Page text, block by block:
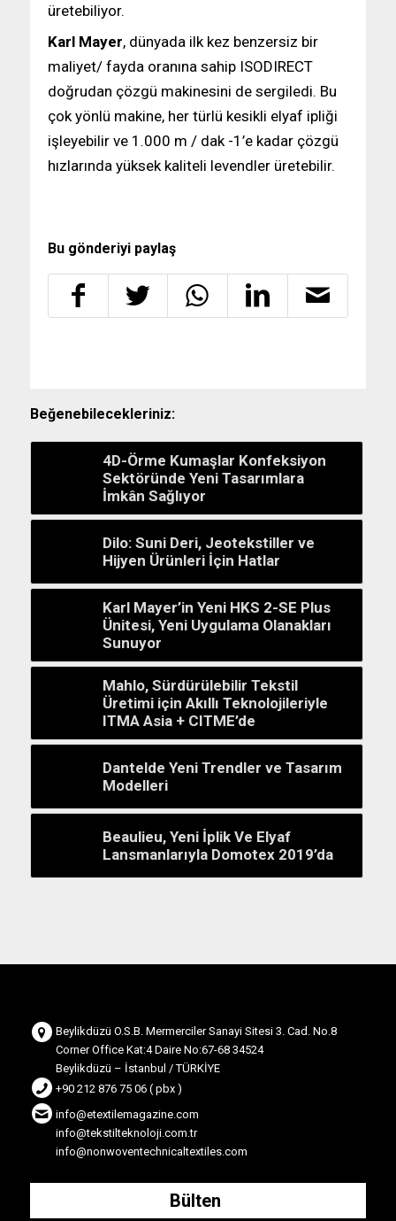
üretebiliyor.
Karl Mayer, dünyada ilk kez benzersiz bir
maliyet/ fayda oranına sahip ISODIRECT
doğrudan çözgü makinesini de sergiledi. Bu
çok yönlü makine, her türlü kesikli elyaf ipliği
işleyebilir ve 1.000 m / dak -1’e kadar çözgü
hızlarında yüksek kaliteli levendler üretebilir.
Bu gönderiyi paylaş
Beğenebilecekleriniz:
4D-Örme Kumaşlar Konfeksiyon
Sektöründe Yeni Tasarımlara
İmkân Sağlıyor
Dilo: Suni Deri, Jeotekstiller ve
Hijyen Ürünleri İçin Hatlar
Karl Mayer’in Yeni HKS 2-SE Plus
Ünitesi, Yeni Uygulama Olanakları
Sunuyor
Mahlo, Sürdürülebilir Tekstil
Üretimi için Akıllı Teknolojileriyle
ITMA Asia + CITME’de
Dantelde Yeni Trendler ve Tasarım
Modelleri
Beaulieu, Yeni İplik Ve Elyaf
Lansmanlarıyla Domotex 2019’da
Beylikdüzü O.S.B. Mermerciler Sanayi Sitesi 3. Cad. No.8
Corner Office Kat:4 Daire No:67-68 34524
Beylikdüzü – İstanbul / TÜRKİYE
+90 212 876 75 06 ( pbx )
info@etextilemagazine.com
info@tekstilteknoloji.com.tr
info@nonwoventechnicaltextiles.com
Bülten